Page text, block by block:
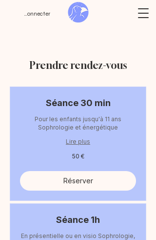
Se connecter
Prendre rendez-vous
Séance 30 min
Pour les enfants jusqu'à 11 ans
Sophrologie et énergétique
Lire plus
50 €
Réserver
Séance 1h
En présentielle ou en visio Sophrologie,